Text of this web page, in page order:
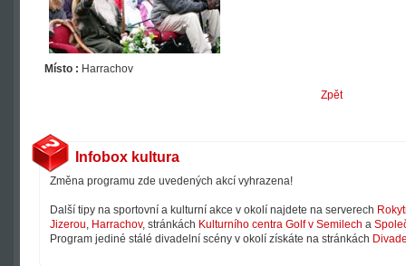
Místo : Harrachov
Zpět
Infobox kultura
Změna programu zde uvedených akcí vyhrazena!
Další tipy na sportovní a kulturní akce v okolí najdete na serverech
Jizerou, Harrachov, stránkách Kulturního centra Golf v Semilech a
Program jediné stálé divadelní scény v okolí získáte na stránkách